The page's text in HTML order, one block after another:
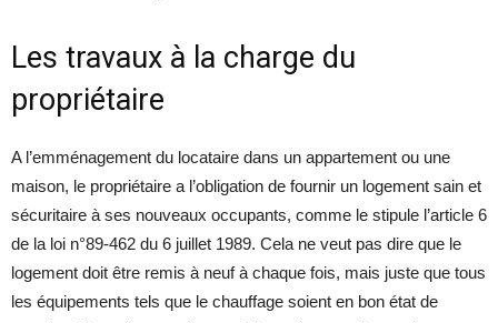
Les travaux à la charge du
propriétaire
A l’emménagement du locataire dans un appartement ou une
maison, le propriétaire a l’obligation de fournir un logement sain et
sécuritaire à ses nouveaux occupants, comme le stipule l’article 6
de la loi n°89-462 du 6 juillet 1989. Cela ne veut pas dire que le
logement doit être remis à neuf à chaque fois, mais juste que tous
les équipements tels que le chauffage soient en bon état de